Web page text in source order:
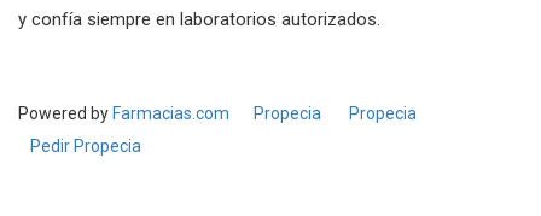
y confía siempre en laboratorios autorizados.
Powered by Farmacias.com Propecia
Propecia
Pedir Propecia